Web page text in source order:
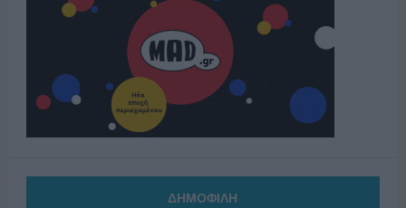
ΔΗΜΟΦΙΛΗ